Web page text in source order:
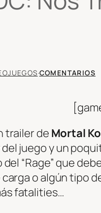
·COMENTARIOS
trailer de Mortal
juego y un
del “Rage” que
o algún tipo
fatalities…